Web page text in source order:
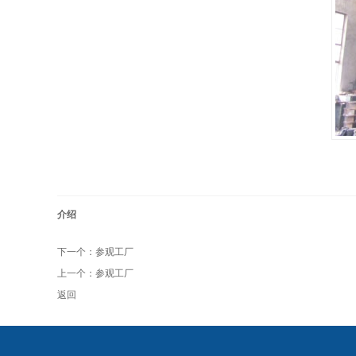
介绍
下一个： 参观工厂
上一个： 参观工厂
返回